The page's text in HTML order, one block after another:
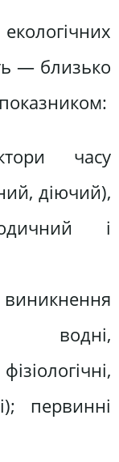
— близько
часу
діючий),
і
водні,
первинні